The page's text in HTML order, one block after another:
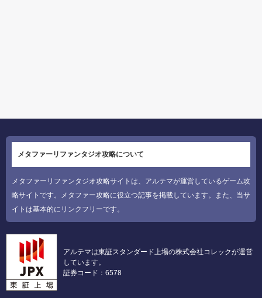
メタファーリファンタジオ攻略について
メタファーリファンタジオ攻略サイトは、アルテマが運営しているゲーム攻
略サイトです。メタファー攻略に役立つ記事を掲載しています。また、当サ
イトは基本的にリンクフリーです。
アルテマは東証スタンダード上場の株式会社コレックが運営
しています。
証券コード：6578